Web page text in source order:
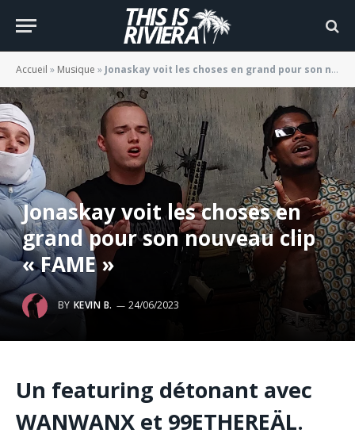
Accueil » Musique » Jonaskay voit les choses en grand pour son nouveau clip « FAME »
Jonaskay voit les choses en
grand pour son nouveau clip
« FAME »
BY KEVIN B. 24/06/2023
Un featuring détonant avec
WANWANX et 99ETHEREÄL.